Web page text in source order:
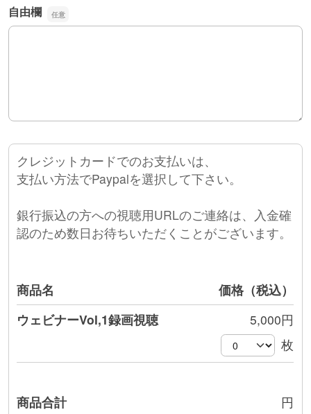
自由欄
自由欄
クレジットカードでのお支払いは、
支払い方法でPaypalを選択して下さい。
銀行振込の方への視聴用URLのご連絡は、入金確
認のため数日お待ちいただくことがございます。
商品名
価格（税込）
ウェビナーVol,1録画視聴
5,000円
枚
商品合計 円